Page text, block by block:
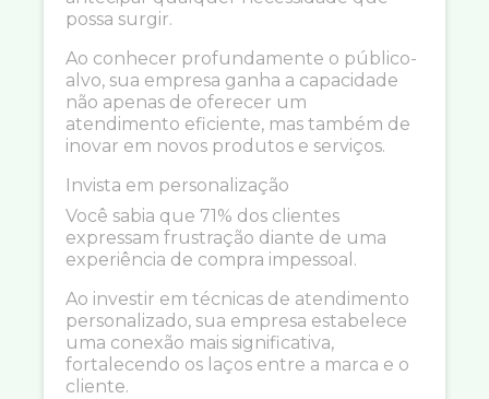
possa surgir.
Ao conhecer profundamente o público-
alvo, sua empresa ganha a capacidade
não apenas de oferecer um
atendimento eficiente, mas também de
inovar em novos produtos e serviços.
Invista em personalização
Você sabia que 71% dos clientes
expressam frustração diante de uma
experiência de compra impessoal.
Ao investir em técnicas de atendimento
personalizado, sua empresa estabelece
uma conexão mais significativa,
fortalecendo os laços entre a marca e o
cliente.